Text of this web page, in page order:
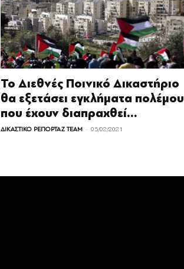
Το Διεθνές Ποινικό Δικαστήριο
θα εξετάσει εγκλήματα πολέμου
που έχουν διαπραχθεί...
ΔΙΚΑΣΤΙΚΟ ΡΕΠΟΡΤΑΖ TEAM - 05/02/2021